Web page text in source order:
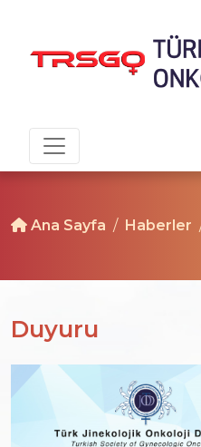
Ana Sayfa Haberler
Duyuru